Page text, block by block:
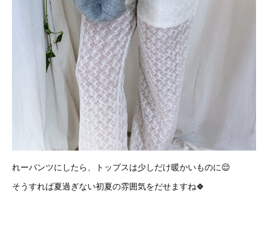
れーパンツにしたら、トップスは少しだけ暖かいものに😌
そうすれば夏過ぎない初夏の雰囲気をだせますね🍀